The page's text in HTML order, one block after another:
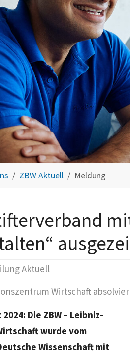
ZBW Aktuell Meldung
Aktuell
Wirtschaft
Die ZBW – Leibniz-
wurde vom
Wissenschaft mit